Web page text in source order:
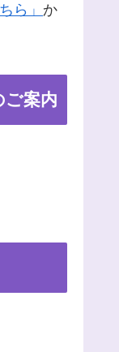
ら」 か
ご案内